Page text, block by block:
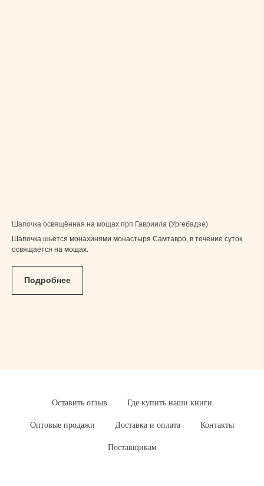
Шапочка освящённая на мощах прп Гавриила (Ургебадзе)
Шапочка шьётся монахинями монастыря Самтавро, в течение суток
освящается на мощах.
Подробнее
Оставить отзыв Где купить наши книги
Оптовые продажи Доставка и оплата Контакты
Поставщикам